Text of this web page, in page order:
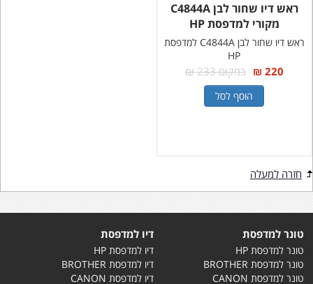
ראש דיו שחור לבן C4844A
מקורי למדפסת HP
ראש דיו שחור לבן C4844A למדפסת
HP
220 ₪ במקום 233 ₪
הוסף לסל
חזרה למעלה
טונר למדפסת
טונר למדפסת HP
טונר למדפסת BROTHER
טונר למדפסת CANON
דיו למדפסת
דיו למדפסת HP
דיו למדפסת BROTHER
דיו למדפסת CANON